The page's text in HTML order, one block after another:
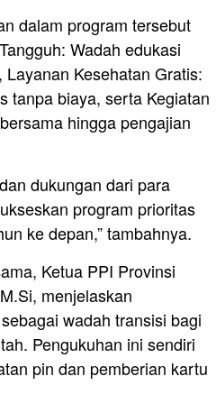
dalam program tersebut
Wadah edukasi
Kesehatan Gratis:
tanpa biaya, serta Kegiatan
hingga pengajian
dukungan dari para
program prioritas
ke depan,” tambahnya.
Ketua PPI Provinsi
menjelaskan
wadah transisi bagi
Pengukuhan ini sendiri
pin dan pemberian kartu